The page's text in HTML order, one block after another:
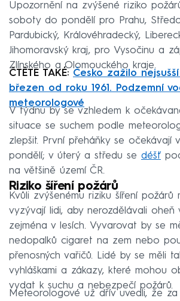
Upozornění na zvýšené riziko
soboty do pondělí pro Prahu,
Pardubický, Královéhradecký,
Jihomoravský kraj, pro Vysočinu a
Zlínského a Olomouckého kraje.
ČTĚTE TAKÉ: Česko zažilo
březen od roku 1961. Podzemní
meteorologové
V týdnu by se vzhledem k
situace se suchem podle
zlepšit. První přeháňky se očekávají
pondělí; v úterý a středu se déšť
na většině území ČR.
Riziko šíření požárů
Kvůli zvýšenému riziku šíření požárů
vyzývají lidi, aby nerozdělávali oheň
zejména v lesích. Vyvarovat by se
nedopalků cigaret na zem nebo
přenosných vařičů. Lidé by se měli
vyhláškami a zákazy, které mohou
vydat k suchu a nebezpečí požárů.
Meteorologové už dřív uvedli, že